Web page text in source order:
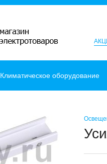
Климатическое оборудование